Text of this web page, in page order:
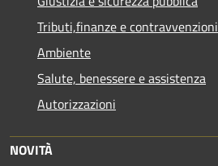
Tributi,finanze e contravvenzioni
Ambiente
Salute, benessere e assistenza
Autorizzazioni
NOVITÀ